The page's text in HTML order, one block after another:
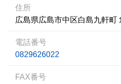
住所
広島県広島市中区白島九軒町
電話番号
0829626022
FAX番号